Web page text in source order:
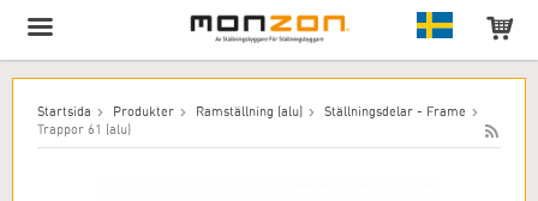
Produkten har lagts till i varukorgen!
Startsida Produkter Ramställning (alu)
Ställningsdelar - Frame
Trappor 61 (alu)